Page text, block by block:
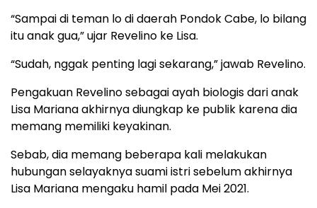
“Sampai di teman lo di daerah Pondok Cabe, lo bilang
itu anak gua,” ujar Revelino ke Lisa.
“Sudah, nggak penting lagi sekarang,” jawab Revelino.
Pengakuan Revelino sebagai ayah biologis dari anak
Lisa Mariana akhirnya diungkap ke publik karena dia
memang memiliki keyakinan.
Sebab, dia memang beberapa kali melakukan
hubungan selayaknya suami istri sebelum akhirnya
Lisa Mariana mengaku hamil pada Mei 2021.